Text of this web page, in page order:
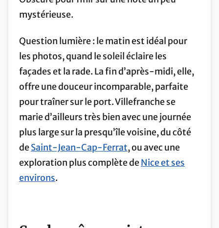
mystérieuse.
Question lumière : le matin est idéal pour
les photos, quand le soleil éclaire les
façades et la rade. La fin d’après-midi, elle,
offre une douceur incomparable, parfaite
pour traîner sur le port. Villefranche se
marie d’ailleurs très bien avec une journée
plus large sur la presqu’île voisine, du côté
deSaint-Jean-Cap-Ferrat, ou avec une
exploration plus complète deNice et ses
environs.